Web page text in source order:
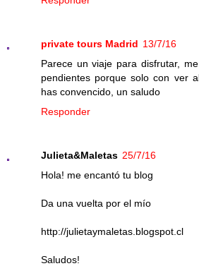
private tours Madrid 13/7/16
Parece un viaje para disfrutar,
pendientes porque solo con ver
has convencido, un saludo
Responder
Julieta&Maletas 25/7/16
Hola! me encantó tu blog
Da una vuelta por el mío
http://julietaymaletas.blogspot.cl
Saludos!